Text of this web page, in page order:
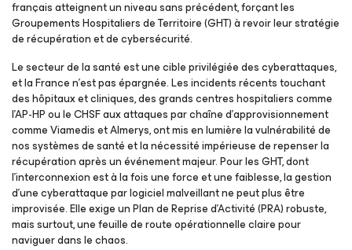
français atteignent un niveau sans précédent, forçant les
Groupements Hospitaliers de Territoire (GHT) à revoir leur stratégie
de récupération et de cybersécurité.
Le secteur de la santé est une cible privilégiée des cyberattaques,
et la France n’est pas épargnée. Les incidents récents touchant
des hôpitaux et cliniques, des grands centres hospitaliers comme
l’AP-HP ou le CHSF aux attaques par chaîne d’approvisionnement
comme Viamedis et Almerys, ont mis en lumière la vulnérabilité de
nos systèmes de santé et la nécessité impérieuse de repenser la
récupération après un événement majeur. Pour les GHT, dont
l’interconnexion est à la fois une force et une faiblesse, la gestion
d’une cyberattaque par logiciel malveillant ne peut plus être
improvisée. Elle exige un Plan de Reprise d’Activité (PRA) robuste,
mais surtout, une feuille de route opérationnelle claire pour
naviguer dans le chaos.